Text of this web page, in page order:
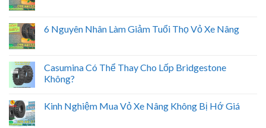
6 Nguyên Nhân Làm Giảm Tuổi Thọ Vỏ Xe Nâng
Casumina Có Thể Thay Cho Lốp Bridgestone
Không?
Kinh Nghiệm Mua Vỏ Xe Nâng Không Bị Hớ Giá